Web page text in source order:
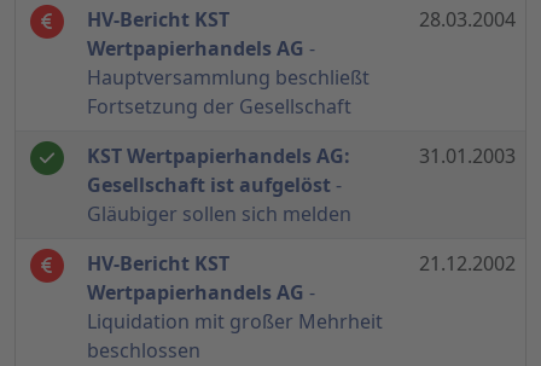
HV-Bericht KST
Wertpapierhandels AG -
Hauptversammlung beschließt
Fortsetzung der Gesellschaft
28.03.2004
KST Wertpapierhandels AG:
Gesellschaft ist aufgelöst -
Gläubiger sollen sich melden
31.01.2003
HV-Bericht KST
Wertpapierhandels AG -
Liquidation mit großer Mehrheit
beschlossen
21.12.2002